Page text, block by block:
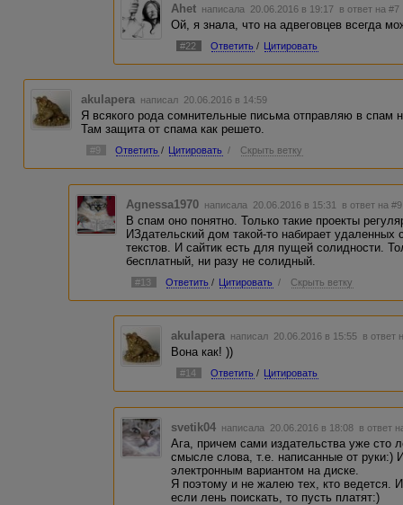
Ahet написала 20.06.2016 в 19:17 в ответ на #7
Ой, я знала, что на адвеговцев всегда
#22 Ответить / Цитировать
akulapera написал 20.06.2016 в 14:59
Я всякого рода сомнительные письма отправляю в спам
Там защита от спама как решето.
#9 Ответить / Цитировать / Скрыть ветку
Agnessa1970 написала 20.06.2016 в 15:31 в ответ на #9
В спам оно понятно. Только такие проекты
ИЗдательский дом такой-то набирает удаленных
текстов. И сайтик есть для пущей солидности.
бесплатный, ни разу не солидный.
#13 Ответить / Цитировать / Скрыть ветку
akulapera написал 20.06.2016 в 15:55 в ответ
Вона как! ))
#14 Ответить / Цитировать
svetik04 написала 20.06.2016 в 18:08 в ответ
Ага, причем сами издательства уже сто
смысле слова, т.е. написанные от руки:)
электронным вариантом на диске.
Я поэтому и не жалею тех, кто ведется.
если лень поискать, то пусть платят:)